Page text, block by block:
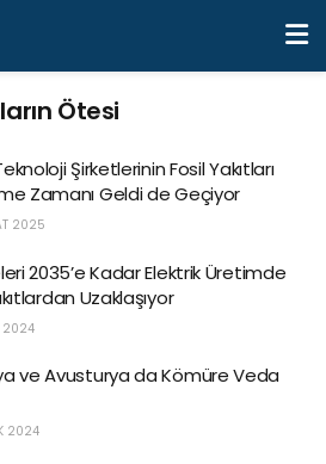
Ötesi
Şirketlerinin Fosil Yakıtları
Zamanı Geldi de Geçiyor
2025
2035’e Kadar Elektrik Üretimde
Uzaklaşıyor
2024
ve Avusturya da Kömüre Veda
2024